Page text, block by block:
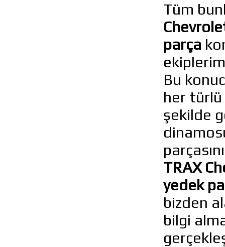
Tüm
parça
Bu
her türlü
şekilde
TRAX
yedek
bizden
bilgi